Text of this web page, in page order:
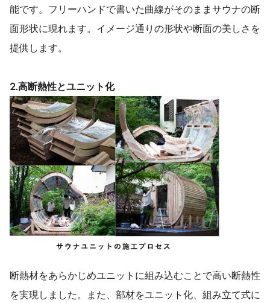
能です。フリーハンドで書いた曲線がそのままサウナの断
面形状に現れます。イメージ通りの形状や断面の美しさを
提供します。
2. 高断熱性とユニット化
断熱材をあらかじめユニットに組み込むことで高い断熱性
を実現しました。また、部材をユニット化、組み立て式に